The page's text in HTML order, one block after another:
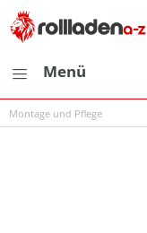
Menü
Montage und Pflege